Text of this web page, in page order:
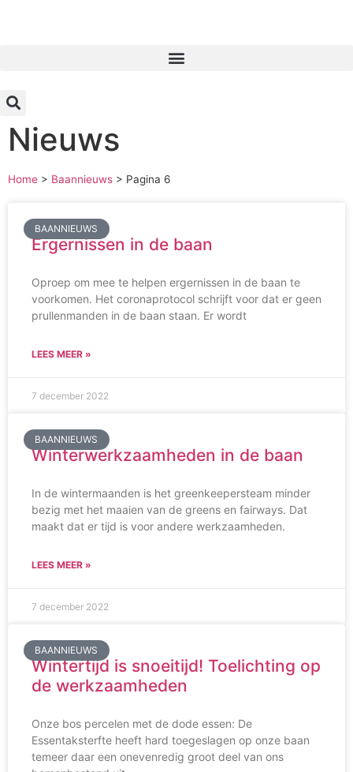
Nieuws
Home > Baannieuws > Pagina 6
BAANNIEUWS
Ergernissen in de baan
Oproep om mee te helpen ergernissen in de baan te
voorkomen. Het coronaprotocol schrijft voor dat er geen
prullenmanden in de baan staan. Er wordt
LEES MEER »
7 december 2022
BAANNIEUWS
Winterwerkzaamheden in de baan
In de wintermaanden is het greenkeepersteam minder
bezig met het maaien van de greens en fairways. Dat
maakt dat er tijd is voor andere werkzaamheden.
LEES MEER »
7 december 2022
BAANNIEUWS
Wintertijd is snoeitijd! Toelichting op
de werkzaamheden
Onze bos percelen met de dode essen: De
Essentaksterfte heeft hard toegeslagen op onze baan
temeer daar een onevenredig groot deel van ons